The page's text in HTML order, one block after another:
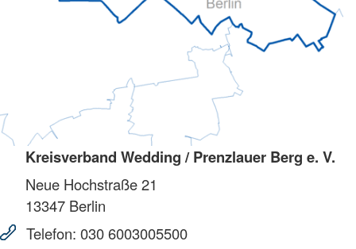
Kreisverband Wedding / Prenzlauer Berg e. V.
Neue Hochstraße 21
13347 Berlin
Telefon: 030 6003005500